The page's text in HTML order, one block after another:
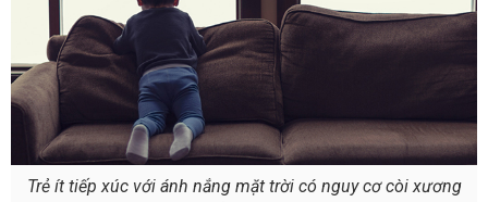
Trẻ ít tiếp xúc với ánh nắng mặt trời có nguy cơ còi xương